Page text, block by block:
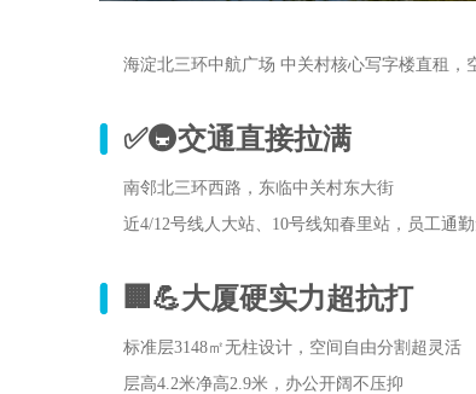
海淀北三环中航广场 中关村核心写字楼直租，
✅🚇交通直接拉满
南邻北三环西路，东临中关村东大街
近4/12号线人大站、10号线知春里站，员工通
🏢💪大厦硬实力超抗打
标准层3148㎡无柱设计，空间自由分割超灵活
层高4.2米净高2.9米，办公开阔不压抑